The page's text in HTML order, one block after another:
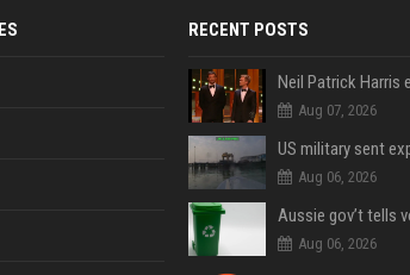
RECENT POSTS
Aug 07, 2026
Aug 06, 2026
Aug 06, 2026